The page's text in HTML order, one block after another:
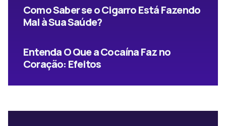
Como Saber se o Cigarro Está Fazendo
Mal à Sua Saúde?
Entenda O Que a Cocaína Faz no
Coração: Efeitos